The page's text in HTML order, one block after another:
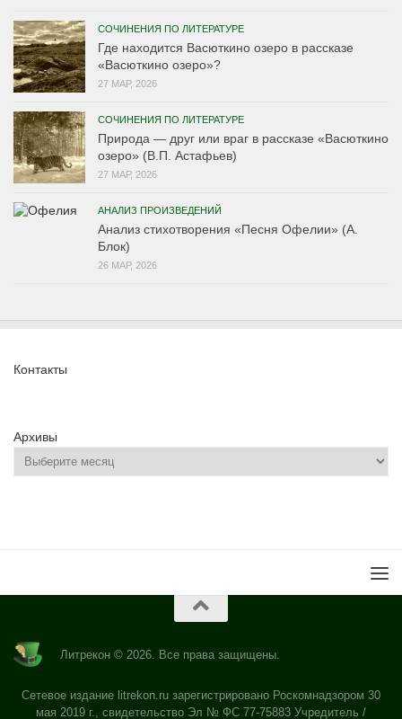
СОЧИНЕНИЯ ПО ЛИТЕРАТУРЕ
Где находится Васюткино озеро в рассказе
«Васюткино озеро»?
27 МАР, 2026
СОЧИНЕНИЯ ПО ЛИТЕРАТУРЕ
Природа — друг или враг в рассказе «Васюткино
озеро» (В.П. Астафьев)
27 МАР, 2026
АНАЛИЗ ПРОИЗВЕДЕНИЙ
Анализ стихотворения «Песня Офелии» (А.
Блок)
26 МАР, 2026
Контакты
Архивы
Литрекон © 2026. Все права защищены.
Сетевое издание litrekon.ru зарегистрировано Роскомнадзором 30
мая 2019 г., свидетельство Эл № ФС 77-75883 Учредитель /